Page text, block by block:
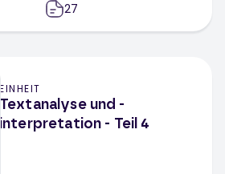
27
EINHEIT
Textanalyse und -
interpretation - Teil 4